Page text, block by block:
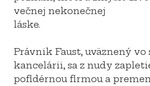
večnej nekonečnej
láske.
Právnik Faust, uväznený vo
kancelárii, sa z nudy
pofidérnou firmou a